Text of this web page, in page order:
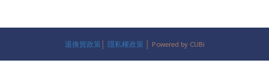
退換貨政策 隱私權政策 │ Powered by CUBi